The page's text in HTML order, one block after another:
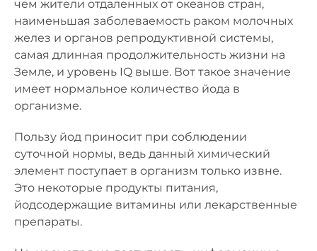
чем жители отдаленных от океанов стран,
наименьшая заболеваемость раком молочных
желез и органов репродуктивной системы,
самая длинная продолжительность жизни на
Земле, и уровень IQ выше. Вот такое значение
имеет нормальное количество йода в
организме.
Пользу йод приносит при соблюдении
суточной нормы, ведь данный химический
элемент поступает в организм только извне.
Это некоторые продукты питания,
йодсодержащие витамины или лекарственные
препараты.